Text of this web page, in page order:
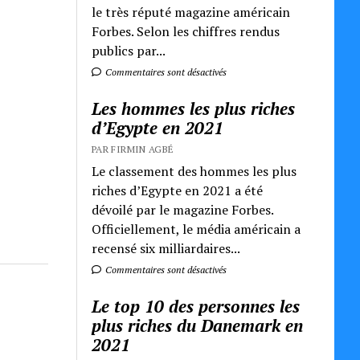
le très réputé magazine américain
Forbes. Selon les chiffres rendus
publics par...
Commentaires sont désactivés
Les hommes les plus riches
d’Egypte en 2021
PAR FIRMIN AGBÉ
Le classement des hommes les plus
riches d’Egypte en 2021 a été
dévoilé par le magazine Forbes.
Officiellement, le média américain a
recensé six milliardaires...
Commentaires sont désactivés
Le top 10 des personnes les
plus riches du Danemark en
2021